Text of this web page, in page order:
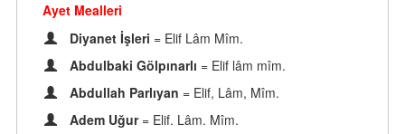
Ayet Mealleri
Diyanet İşleri = Elif Lâm Mîm.
Abdulbaki Gölpınarlı = Elif lâm mîm.
Abdullah Parlıyan = Elif, Lâm, Mîm.
Adem Uğur = Elif. Lâm. Mîm.